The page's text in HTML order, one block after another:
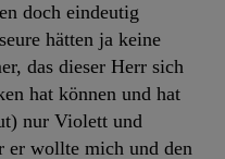
doch eindeutig
hätten ja keine
das dieser Herr sich
hat können und hat
nur Violett und
er wollte mich und den